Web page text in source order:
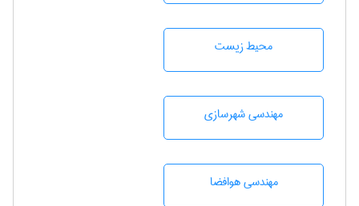
محيط زيست
مهندسی شهرسازی
مهندسی هوافضا